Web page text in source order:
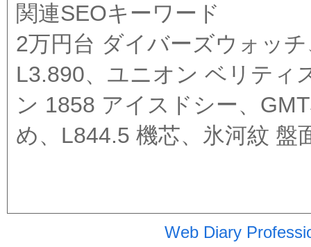
関連SEOキーワード
2万円台 ダイバーズウォッ
L3.890、ユニオン ベリティ
ン 1858 アイスドシー、
め、L844.5 機芯、氷河紋 盤
Web Diary